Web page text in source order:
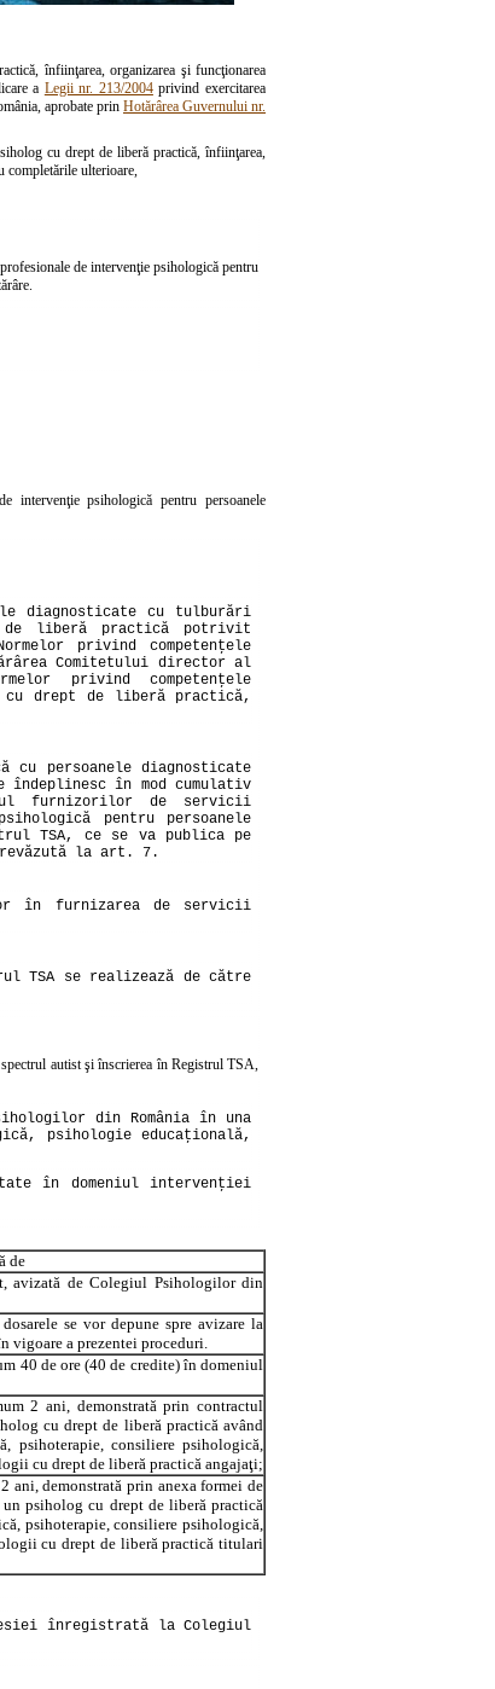
înfiinţarea, organizarea şi funcţionarea
a Legii nr. 213/2004privind exercitarea
aprobate prin Hotărârea Guvernului nr.
cu drept de liberă practică, înfiinţarea,
completările ulterioare,
de intervenţie psihologică pentru
intervenţie psihologică pentru persoanele
diagnosticate cu tulburări
liberă practică potrivit
privind competenţele
Comitetului director al
privind competenţele
cu drept de liberă practică,
persoanele diagnosticate
în mod cumulativ
furnizorilor de servicii
pentru persoanele
TSA, ce se va publica pe
la art. 7.
în furnizarea de servicii
TSA se realizează de către
autist şi înscrierea în Registrul TSA,
din România în una
psihologie educaţională,
în domeniul intervenţiei
de
avizată de Colegiul Psihologilor din
se vor depune spre avizare la
a prezentei proceduri.
40 de ore (40 de credite) în domeniul
2 ani, demonstrată prin contractul
cu drept de liberă practică având
consiliere psihologică,
cu drept de liberă practică angajaţi;
ani, demonstrată prin anexa formei de
psiholog cu drept de liberă practică
psihoterapie, consiliere psihologică,
cu drept de liberă practică titulari
înregistrată la Colegiul